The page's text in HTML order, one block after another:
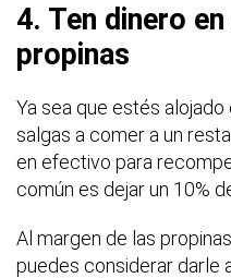
4. Ten dinero
propinas
Ya sea que estés alojado
salgas a comer a un
en efectivo para
común es dejar un 10%
Al margen de las
puedes considerar darle